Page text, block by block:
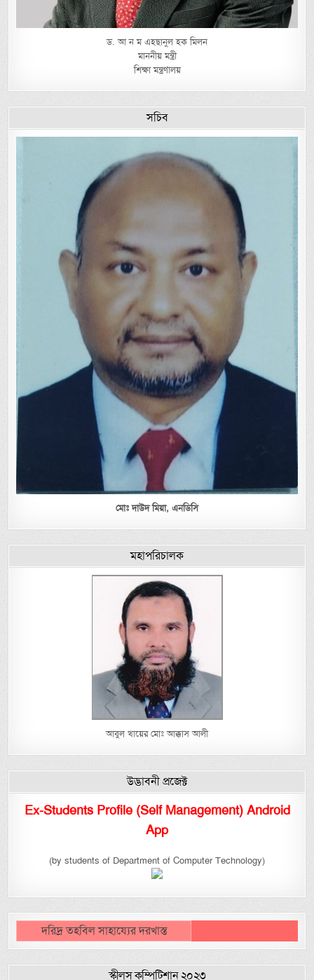
ড. আ ন ম এহছানুল হক মিলন
মাননীয় মন্ত্রী
শিক্ষা মন্ত্রণালয়
সচিব
মোঃ দাউদ মিয়া, এনডিসি
মহাপরিচালক
আবুল খায়ের মোঃ আক্কাস আলী
উদ্ভাবনী প্রজেক্ট
Ex-Students Profile (Self Management) Android
App
(by students of Department of Computer Technology)
দরিদ্র তহবিল সাহায্যের দরখাস্ত
স্কীলস কম্পিটিশান ২০২৩